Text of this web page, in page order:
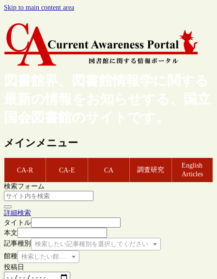
Skip to main content area
図書館界、図書館情報学に関する
最新の情報をお知らせする、国立
国会図書館のサイトです。
メインメニュー
CA-R CA-E CA 調査研究
English
Articles
検索フォーム
詳細検索
タイトル
本文
記事種別
検索したい記事種別を選択してください
館種 検索したい館種を選択してください
投稿日